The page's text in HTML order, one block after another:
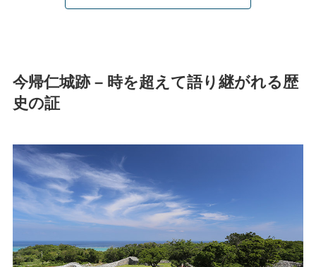
今帰仁城跡 – 時を超えて語り継がれる歴
史の証